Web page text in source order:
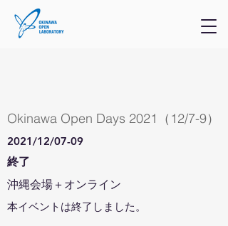
Okinawa Open Days 2021（12/7-9）
2021/12/07-09
終了
沖縄会場＋オンライン
本イベントは終了しました。